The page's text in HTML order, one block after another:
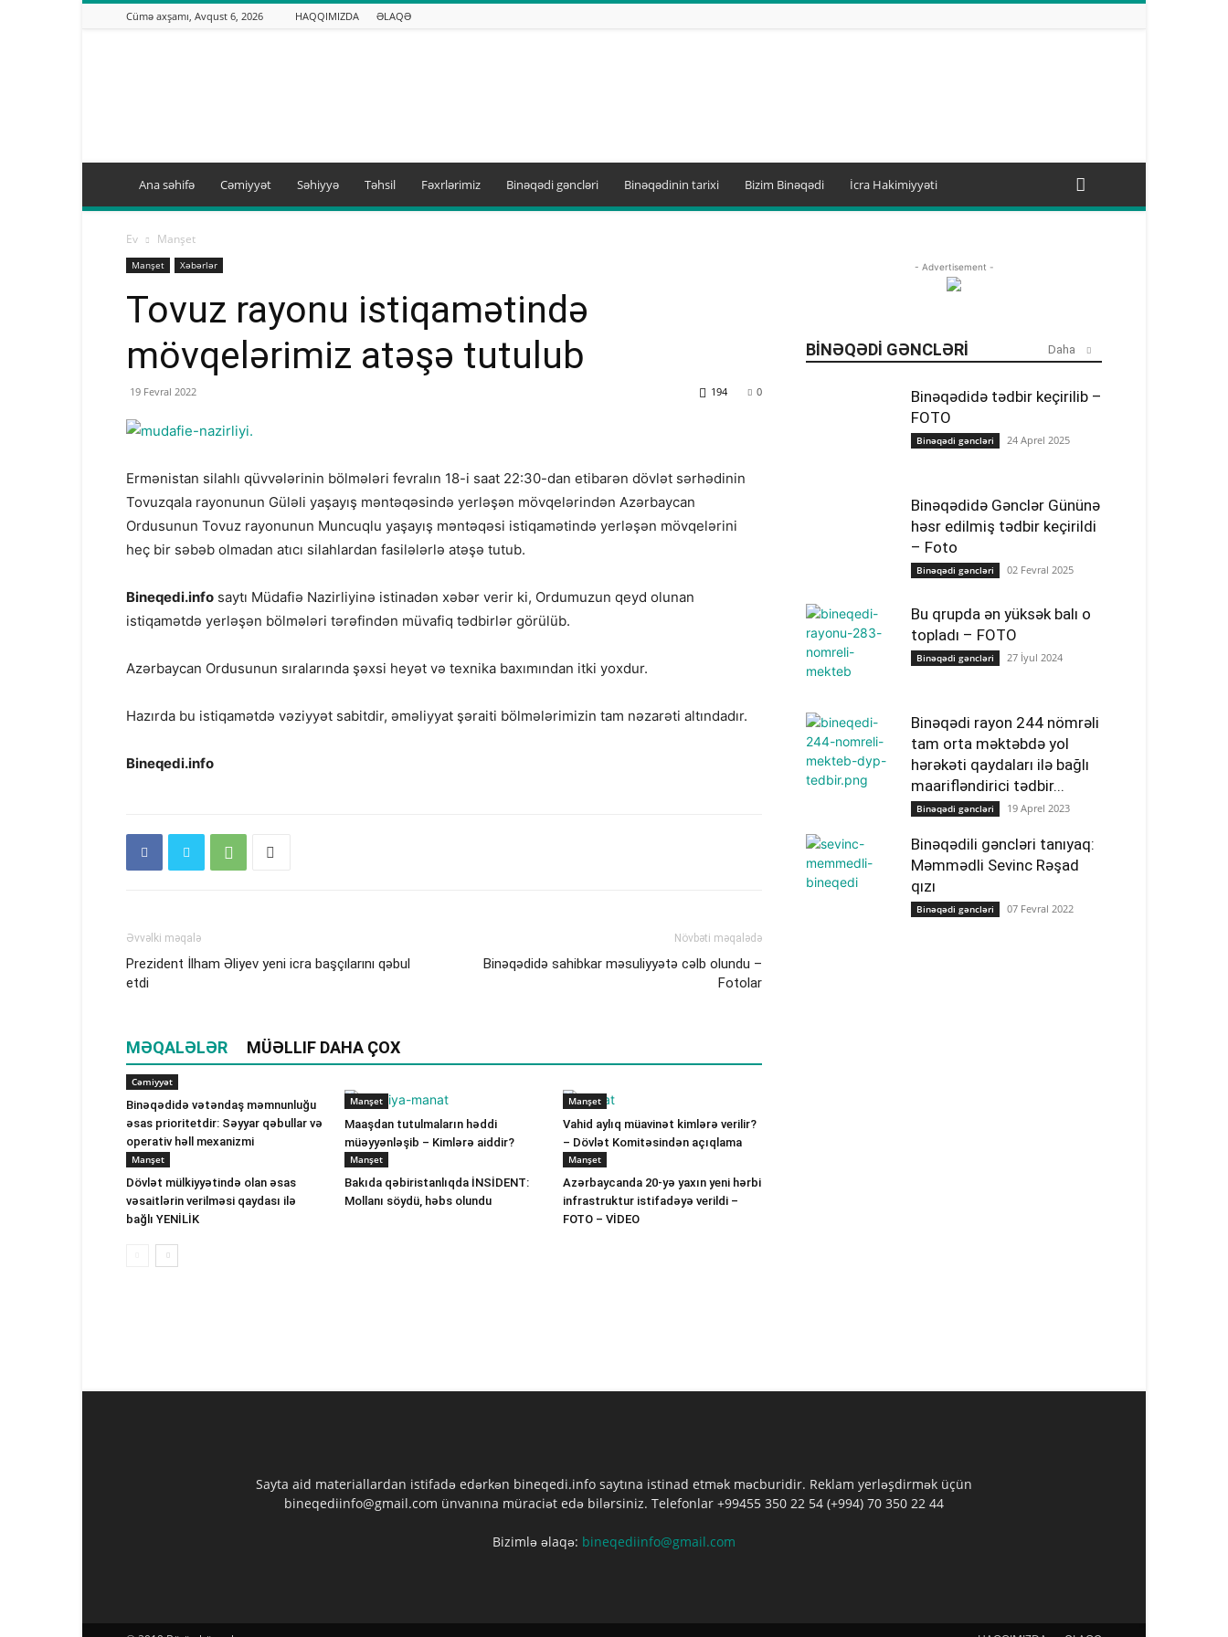
Cümə axşamı, Avqust 6, 2026 HAQQIMIZDA ƏLAQƏ
Ana səhifə Cəmiyyət Səhiyyə Təhsil Fəxrlərimiz Binəqədi gəncləri Binəqədinin tarixi Bizim Binəqədi İcra Hakimiyyəti
Ev Manşet
Manşet Xəbərlər
Tovuz rayonu istiqamətində
mövqelərimiz atəşə tutulub
19 Fevral 2022 0
194
Ermənistan silahlı qüvvələrinin bölmələri fevralın 18-i saat 22:30-dan etibarən dövlət sərhədinin
Tovuzqala rayonunun Güləli yaşayış məntəqəsində yerləşən mövqelərindən Azərbaycan
Ordusunun Tovuz rayonunun Muncuqlu yaşayış məntəqəsi istiqamətində yerləşən mövqelərini
heç bir səbəb olmadan atıcı silahlardan fasilələrlə atəşə tutub.
Bineqedi.info saytı Müdafiə Nazirliyinə istinadən xəbər verir ki, Ordumuzun qeyd olunan
istiqamətdə yerləşən bölmələri tərəfindən müvafiq tədbirlər görülüb.
Azərbaycan Ordusunun sıralarında şəxsi heyət və texnika baxımından itki yoxdur.
Hazırda bu istiqamətdə vəziyyət sabitdir, əməliyyat şəraiti bölmələrimizin tam nəzarəti altındadır.
Bineqedi.info
Əvvəlki məqalə
Prezident İlham Əliyev yeni icra başçılarını qəbul
etdi
Növbəti məqalədə
Binəqədidə sahibkar məsuliyyətə cəlb olundu –
Fotolar
MƏQALƏLƏR MÜƏLLIF DAHA ÇOX
Cəmiyyət
Binəqədidə vətəndaş məmnunluğu
əsas prioritetdir: Səyyar qəbullar və
operativ həll mexanizmi
Manşet
Maaşdan tutulmaların həddi
müəyyənləşib – Kimlərə aiddir?
Manşet
Vahid aylıq müavinət kimlərə verilir?
– Dövlət Komitəsindən açıqlama
Manşet
Dövlət mülkiyyətində olan əsas
vəsaitlərin verilməsi qaydası ilə
bağlı YENİLİK
Manşet
Bakıda qəbiristanlıqda İNSİDENT:
Mollanı söydü, həbs olundu
Manşet
Azərbaycanda 20-yə yaxın yeni hərbi
infrastruktur istifadəyə verildi –
FOTO – VİDEO
- Advertisement -
BINƏQƏDI GƏNCLƏRI Daha
Binəqədidə tədbir keçirilib –
FOTO
Binəqədi gəncləri 24 Aprel 2025
Binəqədidə Gənclər Gününə
həsr edilmiş tədbir keçirildi
– Foto
Binəqədi gəncləri 02 Fevral 2025
Bu qrupda ən yüksək balı o
topladı – FOTO
Binəqədi gəncləri 27 İyul 2024
Binəqədi rayon 244 nömrəli
tam orta məktəbdə yol
hərəkəti qaydaları ilə bağlı
maarifləndirici tədbir...
Binəqədi gəncləri 19 Aprel 2023
Binəqədili gəncləri tanıyaq:
Məmmədli Sevinc Rəşad
qızı
Binəqədi gəncləri 07 Fevral 2022
Sayta aid materiallardan istifadə edərkən bineqedi.info saytına istinad etmək məcburidir. Reklam yerləşdirmək üçün
bineqediinfo@gmail.com ünvanına müraciət edə bilərsiniz. Telefonlar +99455 350 22 54 (+994) 70 350 22 44
Bizimlə əlaqə: bineqediinfo@gmail.com